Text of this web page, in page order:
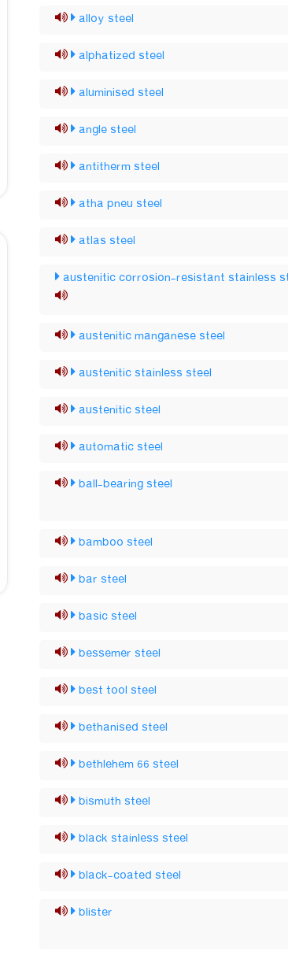
alloy steel
alphatized steel
aluminised steel
angle steel
antitherm steel
atha pneu steel
atlas steel
austenitic corrosion-resistant stainless
austenitic manganese steel
austenitic stainless steel
austenitic steel
automatic steel
ball-bearing steel
bamboo steel
bar steel
basic steel
bessemer steel
best tool steel
bethanised steel
bethlehem 66 steel
bismuth steel
black stainless steel
black-coated steel
blister